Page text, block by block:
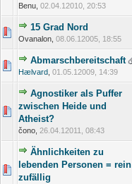
Benu, 02.04.12010, 20:53
15 Grad Nord
Ovanalon, 08.06.12005, 18:55
Abmarschbereitschaft
Hælvard 01.05.12009, 14:39
Agnostiker als Puffer
zwischen Heide und
Atheist?
čono, 26.04.12011, 08:43
Ähnlichkeiten zu
lebenden Personen = rein
zufällig